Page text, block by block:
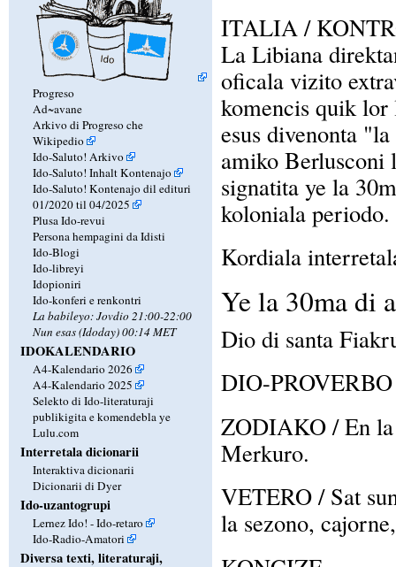
Progreso
Ad~avane
Arkivo di Progreso che
Wikipedio
Ido-Saluto! Arkivo
Ido-Saluto! Inhalt Kontenajo
Ido-Saluto! Kontenajo dil edituri
01/2020 til 04/2025
Plusa Ido-revui
Persona hempagini da Idisti
Ido-Blogi
Ido-libreyi
Idopioniri
Ido-konferi e renkontri
La babileyo: Jovdio 21:00-22:00
Nun esas (Idoday) 00:14 MET
IDOKALENDARIO
A4-Kalendario 2026
A4-Kalendario 2025
Selekto di Ido-literaturaji
publikigita e komendebla ye
Lulu.com
Interretala dicionarii
Interaktiva dicionarii
Dicionarii di Dyer
Ido-uzantogrupi
Lernez Ido! - Ido-retaro
Ido-Radio-Amatori
Diversa texti, literaturaji,
ITALIA /
La Libiana
oficala vizito
komencis quik
esus divenonta
amiko Berlusconi
signatita ye la
koloniala periodo.
Kordiala
Ye la 30ma di
Dio di santa
DIO-PROVERBO
ZODIAKO / En la
Merkuro.
VETERO / Sat
la sezono,